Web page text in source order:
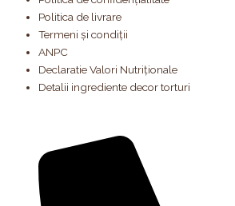
Politica de livrare
Termeni și condiții
ANPC
Declaratie Valori Nutriționale
Detalii ingrediente decor torturi